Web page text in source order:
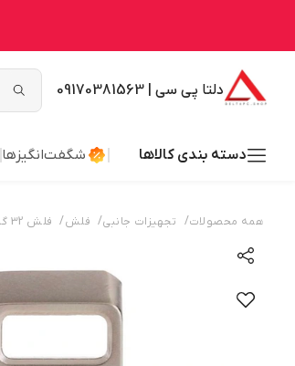
دلتا پی سی | 09170381563
دسته بندی کالاها شگفت‌انگیزها
همه محصولات/ تجهیزات جانبی/ فلش/ فلش 32 گیگابایت